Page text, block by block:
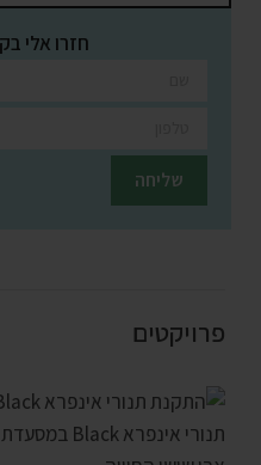
חזרו אלי
השאירו פרטים
פרויקטים